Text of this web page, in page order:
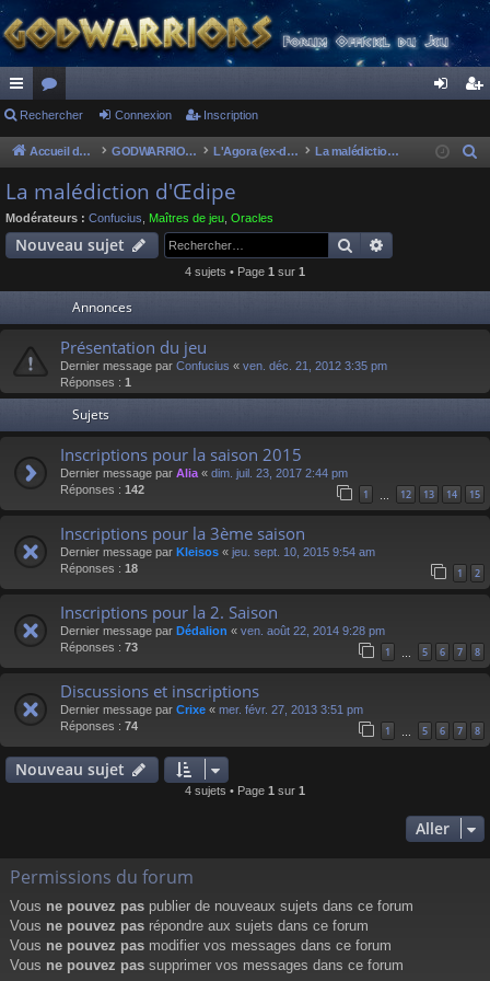
ac
co
ur
ci
or
u
s
ne cri
Rechercher Connexion Inscription
Accueil du forum GODWARRIORS - LE JEU L'Agora (ex-discussions of the dead) La malédiction d'Œdipe
c
La malédiction d'Œdipe
Modérateurs : Confucius Maîtres de jeu Oracles
Nouveau sujet Rechercher
4 sujets • Page 1 sur 1
Annonces
Présentation du jeu
Dernier message par Confucius « ven. déc. 21, 2012 3:35 pm
Réponses : 1
Sujets
Inscriptions pour la saison 2015
Dernier message par Alia « dim. juil. 23, 2017 2:44 pm
Réponses : 142 1 12 13 14 15
Inscriptions pour la 3ème saison
Dernier message par Kleisos « jeu. sept. 10, 2015 9:54 am
Réponses : 18 1 2
Inscriptions pour la 2. Saison
Dernier message par Dédalion « ven. août 22, 2014 9:28 pm
Réponses : 73 1 5 6 7 8
Discussions et inscriptions
Dernier message par Crixe « mer. févr. 27, 2013 3:51 pm
Réponses : 74 1 5 6 7 8
Nouveau sujet
4 sujets • Page 1 sur 1
Aller
Permissions du forum
Vous ne pouvez pas publier de nouveaux sujets dans ce forum
Vous ne pouvez pas répondre aux sujets dans ce forum
Vous ne pouvez pas modifier vos messages dans ce forum
Vous ne pouvez pas supprimer vos messages dans ce forum